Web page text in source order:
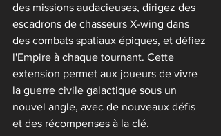
des missions audacieuses, dirigez des
escadrons de chasseurs X-wing dans
des combats spatiaux épiques, et défiez
l'Empire à chaque tournant. Cette
extension permet aux joueurs de vivre
la guerre civile galactique sous un
nouvel angle, avec de nouveaux défis
et des récompenses à la clé.